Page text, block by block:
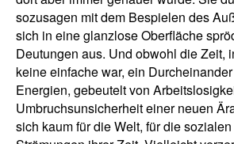
sozusagen mit dem Bespielen des
sich in eine glanzlose Oberfläche
Deutungen aus. Und obwohl die Zeit,
keine einfache war, ein
Energien, gebeutelt von
Umbruchsunsicherheit einer neuen
sich kaum für die Welt, für die